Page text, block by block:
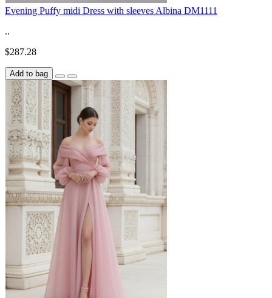
Evening Puffy midi Dress with sleeves Albina DM1111
..
$287.28
Add to bag